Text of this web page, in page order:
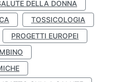
DELLA DONNA
TOSSICOLOGIA
PROGETTI EUROPEI